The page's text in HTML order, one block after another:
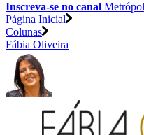
Inscreva-se no canal
Página Inicial
Colunas
Fábia Oliveira